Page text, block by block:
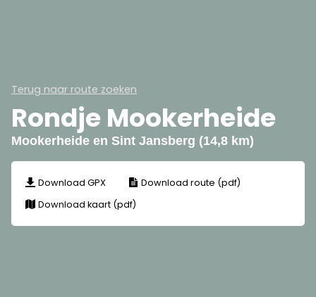
Terug naar route zoeken
Rondje Mookerheide
Mookerheide en Sint Jansberg (14,8 km)
Download GPX
Download route (pdf)
Download kaart (pdf)